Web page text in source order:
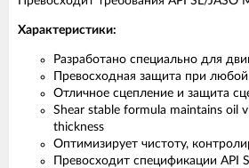
Характеристики:
Разработано специально для
Превосходная защита при
Отличное сцепление и защита
Shear stable formula maintains oil
thickness
Оптимизирует чистоту,
Превосходит спецификации API